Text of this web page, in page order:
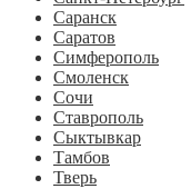
Саранск
Саратов
Симферополь
Смоленск
Сочи
Ставрополь
Сыктывкар
Тамбов
Тверь